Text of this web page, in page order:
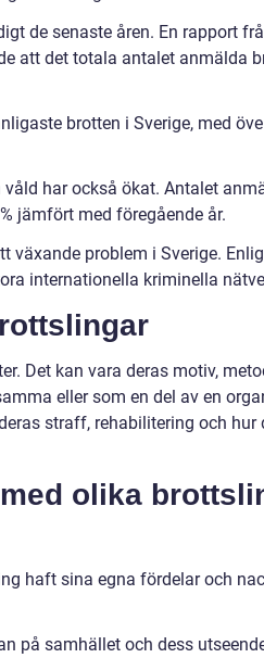
de senaste åren. En rapport
att det totala antalet anmälda
brotten i Sverige, med
har också ökat. Antalet
jämfört med föregående år.
växande problem i Sverige.
internationella kriminella
Det kan vara deras motiv,
eller som en del av en
straff, rehabilitering och hur
olika
haft sina egna fördelar och
på samhället och dess